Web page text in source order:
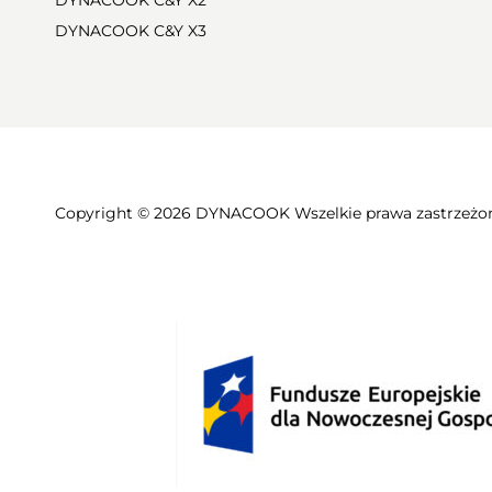
DYNACOOK C&Y X3
Copyright © 2026 DYNACOOK Wszelkie prawa